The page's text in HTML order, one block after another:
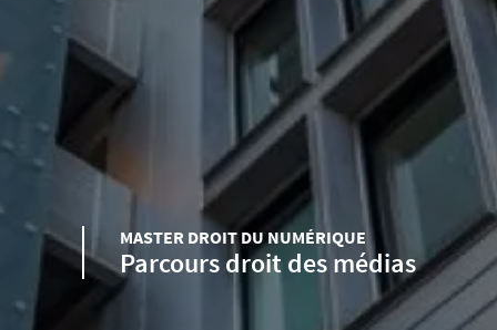
MASTER DROIT DU NUMÉRIQUE
Parcours droit des médias